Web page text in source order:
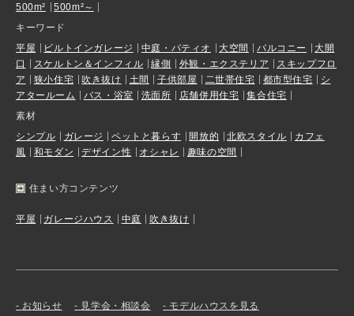
500m²
500m²～
キーワード
平屋
ビルトインガレージ 中庭・パティオ 大空間 バルコニー
大開
口
スケルトン＆インフィル 縁側 外観・エクステリア
スキップフロ
ア
狭小住宅 吹き抜け 土間 子供部屋 二世帯住宅 都市型住宅
シ
アタールーム
バス・浴室 洗面所 店舗併用住宅
集合住宅
素材
シンプル
ガレージ ペットと暮らす 開放的 北欧スタイル
カフェ
風
和モダン デザイン性 オシャレ 趣味の空間
住まい方コンテンツ
平屋 ガレージハウス 中庭 吹き抜け
お知らせ 見学会・相談会 モデルハウスを見る